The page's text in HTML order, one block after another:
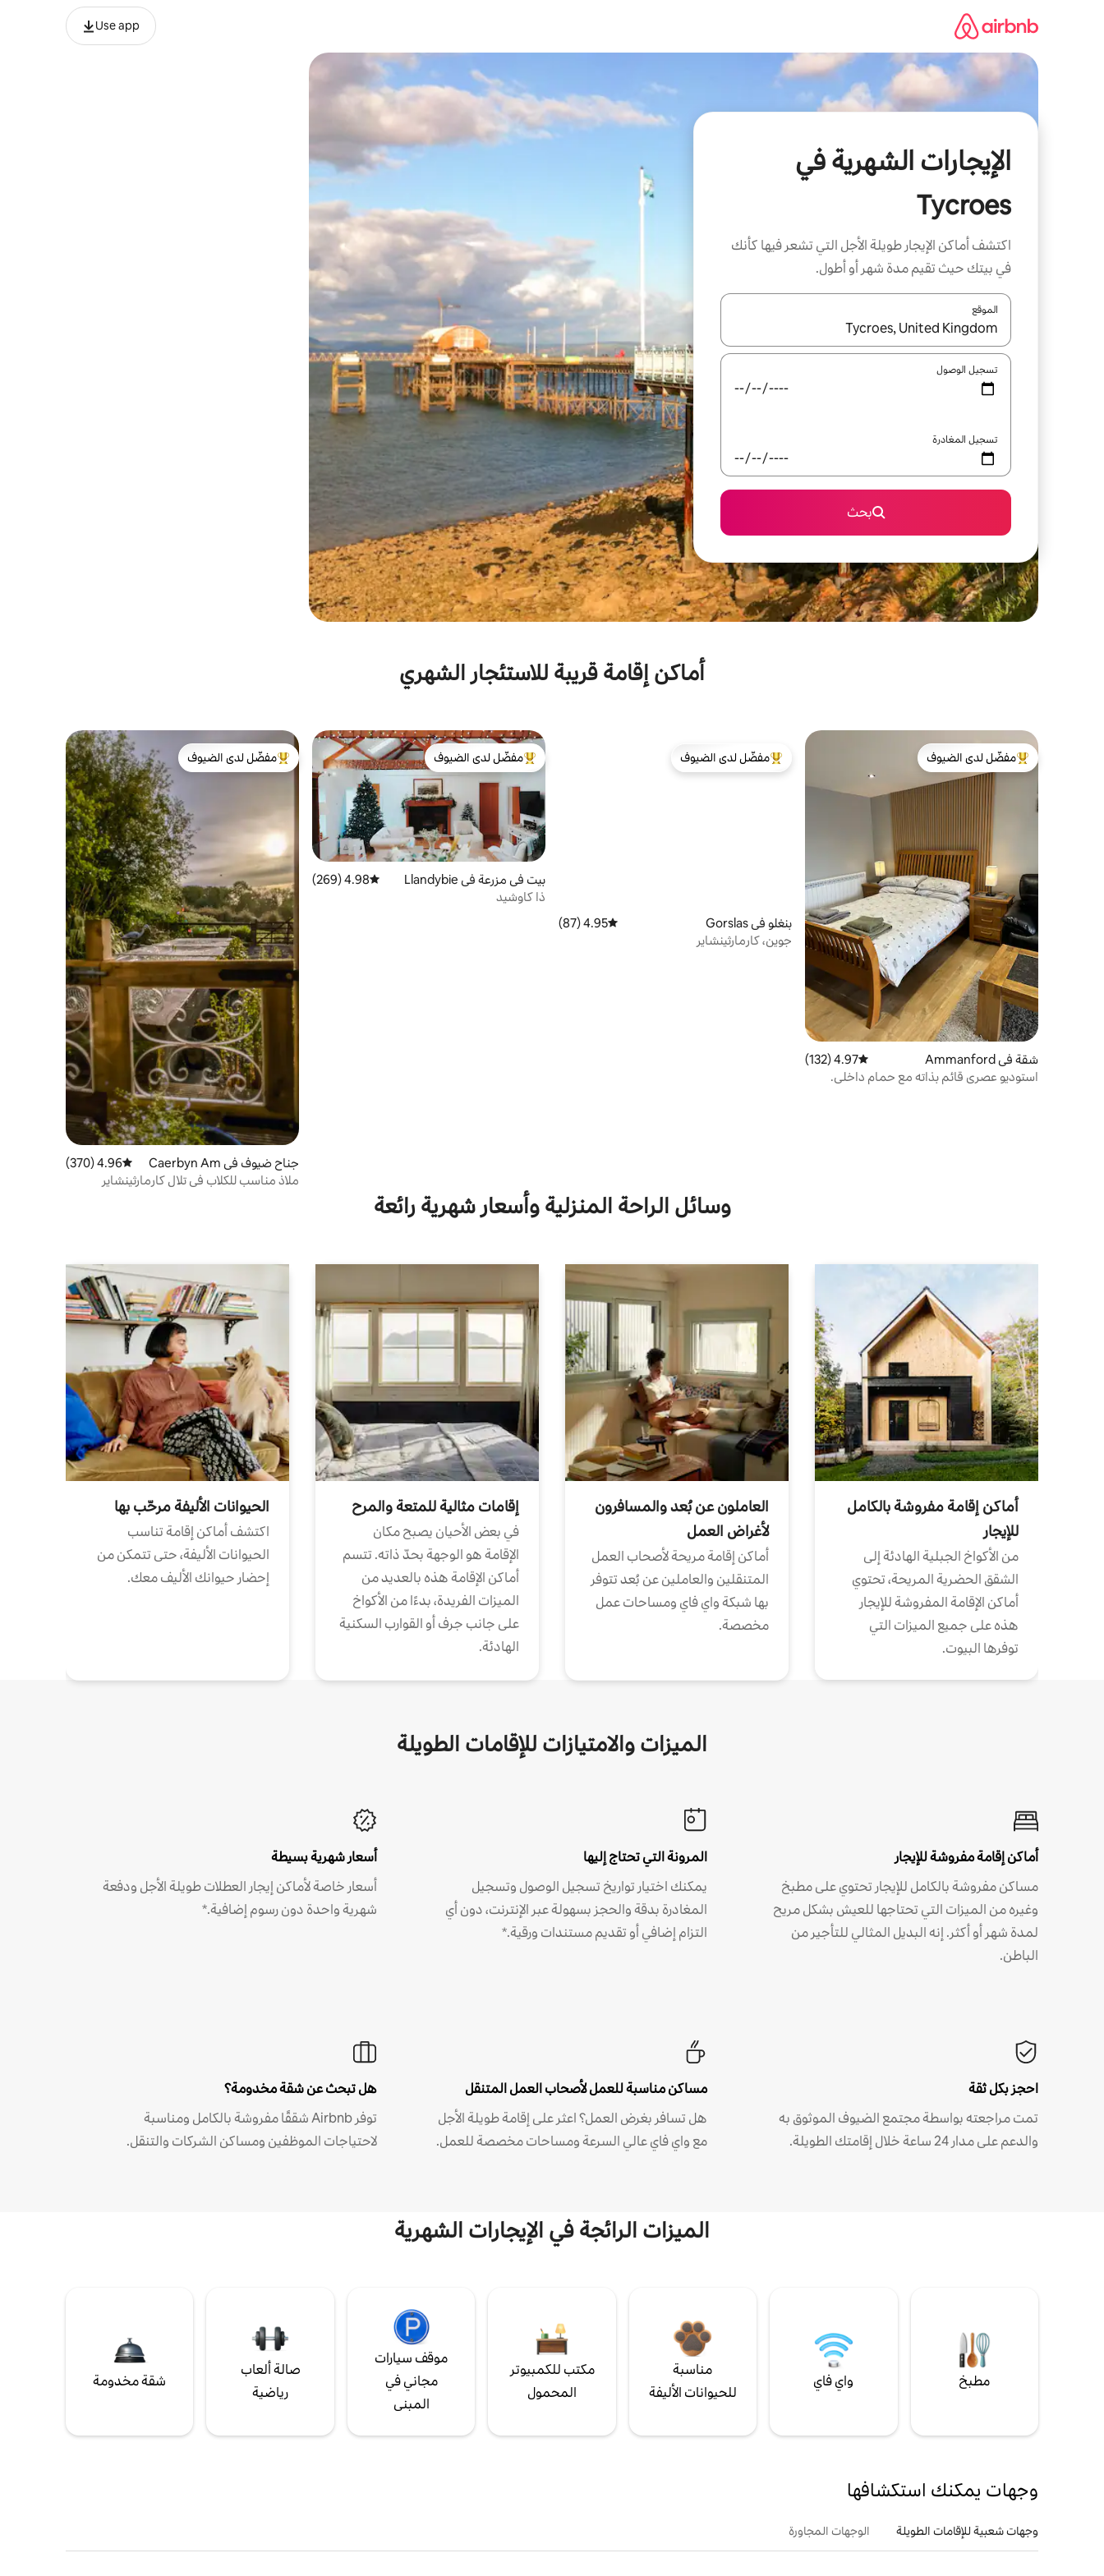
Use app
الإيجارات الشهرية في
Tycroes
اكتشف أماكن الإيجار طويلة الأجل التي تشعر فيها كأنك
في بيتك حيث تقيم مدة شهر أو أطول.
الموقع
عند توفر النتائج، انتقل باستخدام السهمين لأعلى ولأسفل أو استكشف عن طريق اللمس أو السحب.
تسجيل الوصول
تسجيل المغادرة
بحث
أماكن إقامة قريبة للاستئجار الشهري
من أبرز البيوت المفضّلة لدى الضيوف
مفضّل لدى الضيوف
شقة في Ammanford متوسط التقييم 4.97 من 5، 132 مراجعات
4.97 (132)
استوديو عصري قائم بذاته مع حمام داخلي.
من أبرز البيوت المفضّلة لدى الضيوف
مفضّل لدى الضيوف
بنغلو في Gorslas متوسط التقييم 4.95 من 5، 87 مراجعات
4.95 (87)
جوين، كارمارثينشاير
من أبرز البيوت المفضّلة لدى الضيوف
مفضّل لدى الضيوف
بيت في مزرعة في Llandybie متوسط التقييم 4.98 من 5، 269 مراجعات
4.98 (269)
ذا كاوشيد
من أبرز البيوت المفضّلة لدى الضيوف
مفضّل لدى الضيوف
جناح ضيوف في Caerbyn Am
manford
متوسط التقييم 4.96 من 5، 370 مراجعات
4.96 (370)
ملاذ مناسب للكلاب في تلال كارمارثينشاير
وسائل الراحة المنزلية وأسعار شهرية رائعة
أماكن إقامة مفروشة بالكامل
للإيجار
من الأكواخ الجبلية الهادئة إلى
الشقق الحضرية المريحة، تحتوي
أماكن الإقامة المفروشة للإيجار
هذه على جميع الميزات التي
توفرها البيوت.
العاملون عن بُعد والمسافرون
لأغراض العمل
أماكن إقامة مريحة لأصحاب العمل
المتنقلين والعاملين عن بُعد تتوفر
بها شبكة واي فاي ومساحات عمل
مخصصة.
إقامات مثالية للمتعة والمرح
في بعض الأحيان يصبح مكان
الإقامة هو الوجهة بحدّ ذاته. تتسم
أماكن الإقامة هذه بالعديد من
الميزات الفريدة، بدءًا من الأكواخ
على جانب جرف أو القوارب السكنية
الهادئة.
الحيوانات الأليفة مرحّب بها
اكتشف أماكن إقامة تناسب
الحيوانات الأليفة، حتى تتمكن من
إحضار حيوانك الأليف معك.
الميزات والامتيازات للإقامات الطويلة
أماكن إقامة مفروشة للإيجار
مساكن مفروشة بالكامل للإيجار تحتوي على مطبخ
وغيره من الميزات التي تحتاجها للعيش بشكل مريح
لمدة شهر أو أكثر. إنه البديل المثالي للتأجير من
الباطن.
المرونة التي تحتاج إليها
يمكنك اختيار تواريخ تسجيل الوصول وتسجيل
المغادرة بدقة والحجز بسهولة عبر الإنترنت، دون أي
التزام إضافي أو تقديم مستندات ورقية.*
أسعار شهرية بسيطة
أسعار خاصة لأماكن إيجار العطلات طويلة الأجل ودفعة
شهرية واحدة دون رسوم إضافية.*
احجز بكل ثقة
تمت مراجعته بواسطة مجتمع الضيوف الموثوق به
والدعم على مدار 24 ساعة خلال إقامتك الطويلة.
مساكن مناسبة للعمل لأصحاب العمل المتنقل
هل تسافر بغرض العمل؟ اعثر على إقامة طويلة الأجل
مع واي فاي عالي السرعة ومساحات مخصصة للعمل.
هل تبحث عن شقة مخدومة؟
توفر Airbnb شققًا مفروشة بالكامل ومناسبة
لاحتياجات الموظفين ومساكن الشركات والتنقل.
الميزات الرائجة في الإيجارات الشهرية
مطبخ واي فاي
مناسبة
للحيوانات الأليفة
مكتب للكمبيوتر
المحمول
موقف سيارات
مجاني في
المبنى
صالة ألعاب
رياضية
شقة مخدومة
وجهات يمكنك استكشافها
وجهات شعبية للإقامات الطويلة الوجهات المجاورة